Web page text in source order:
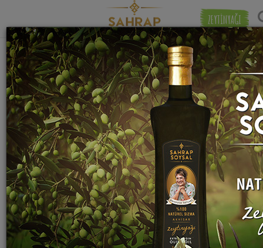
ZEYTİNYAĞI
"Tel Şehriye" etiketiyle eşleşen (8) tarif
bulundu.
Eşleşmeye